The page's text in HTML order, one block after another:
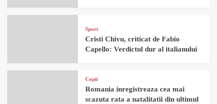
Sport
Cristi Chivu, criticat de Fabio
Capello: Verdictul dur al italianului
Copii
Romania inregistreaza cea mai
scazuta rata a natalitatii din ultimul